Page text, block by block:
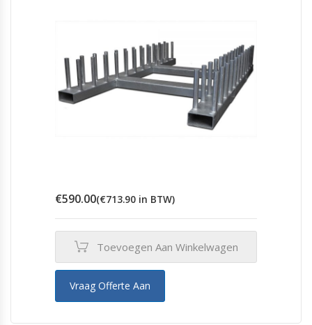
productpagina
€590.00(€713.90 in BTW)
Toevoegen Aan Winkelwagen
Vraag Offerte Aan